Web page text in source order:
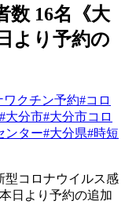
数 16名《大
より予約の
ワクチン予約#コロ
#大分市#大分市コロ
ンター#大分県#時短
型コロナウイルス感
本日より予約の追加